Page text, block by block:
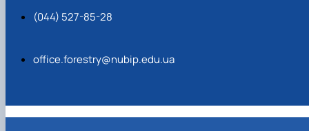
(044) 527-85-28
office.forestry@nubip.edu.ua